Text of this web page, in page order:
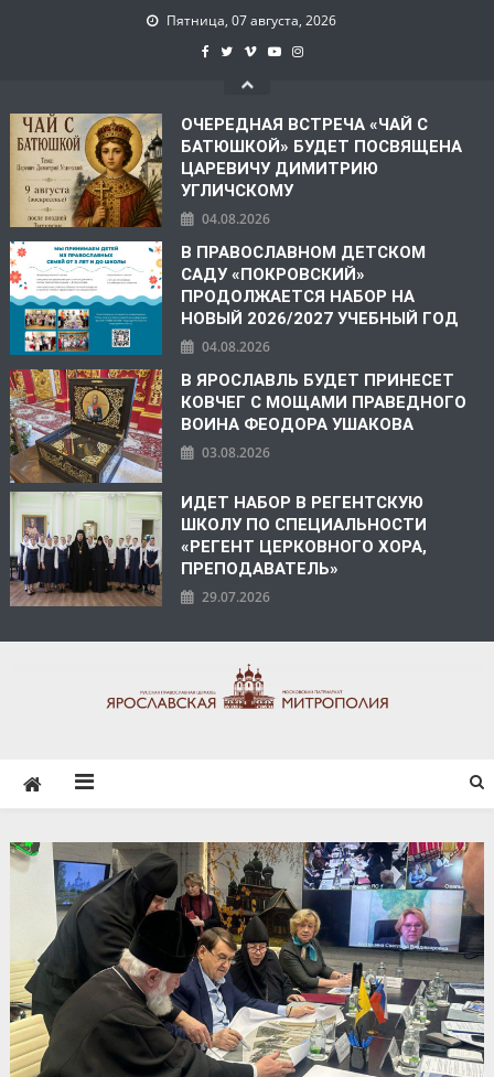
Пятница, 07 августа, 2026
ОЧЕРЕДНАЯ ВСТРЕЧА «ЧАЙ С
БАТЮШКОЙ» БУДЕТ ПОСВЯЩЕНА
ЦАРЕВИЧУ ДИМИТРИЮ
УГЛИЧСКОМУ
04.08.2026
В ПРАВОСЛАВНОМ ДЕТСКОМ
САДУ «ПОКРОВСКИЙ»
ПРОДОЛЖАЕТСЯ НАБОР НА
НОВЫЙ 2026/2027 УЧЕБНЫЙ ГОД
04.08.2026
В ЯРОСЛАВЛЬ БУДЕТ ПРИНЕСЕТ
КОВЧЕГ С МОЩАМИ ПРАВЕДНОГО
ВОИНА ФЕОДОРА УШАКОВА
03.08.2026
ИДЕТ НАБОР В РЕГЕНТСКУЮ
ШКОЛУ ПО СПЕЦИАЛЬНОСТИ
«РЕГЕНТ ЦЕРКОВНОГО ХОРА,
ПРЕПОДАВАТЕЛЬ»
29.07.2026